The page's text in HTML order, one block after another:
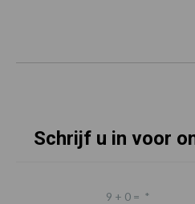
Schrijf u in voor
9 + 0 = *